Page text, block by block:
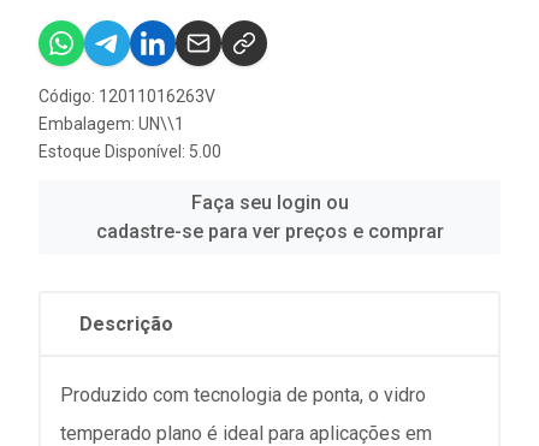
Código: 12011016263V
Embalagem: UN\\1
Estoque Disponível: 5.00
Faça seu login ou
cadastre-se para ver preços e comprar
Descrição
Produzido com tecnologia de ponta, o vidro
temperado plano é ideal para aplicações em